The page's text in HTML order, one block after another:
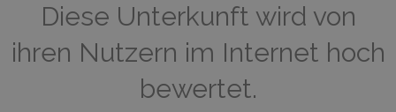
Diese Unterkunft wird von
ihren Nutzern im Internet hoch
bewertet.